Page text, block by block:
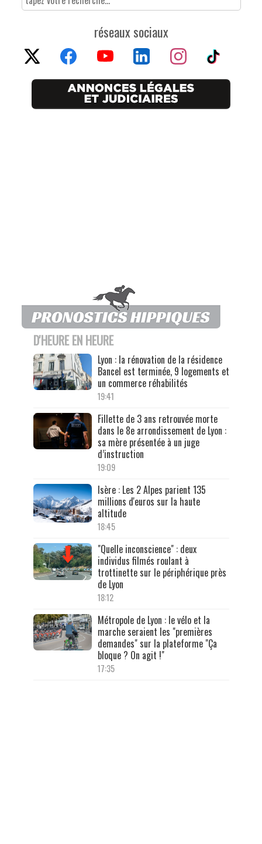
réseaux sociaux
D'HEURE EN HEURE
Lyon : la rénovation de la résidence
Bancel est terminée, 9 logements et
un commerce réhabilités
19:41
Fillette de 3 ans retrouvée morte
dans le 8e arrondissement de Lyon :
sa mère présentée à un juge
d’instruction
19:09
Isère : Les 2 Alpes parient 135
millions d'euros sur la haute
altitude
18:45
"Quelle inconscience" : deux
individus filmés roulant à
trottinette sur le périphérique près
de Lyon
18:12
Métropole de Lyon : le vélo et la
marche seraient les "premières
demandes" sur la plateforme "Ça
bloque ? On agit !"
17:35